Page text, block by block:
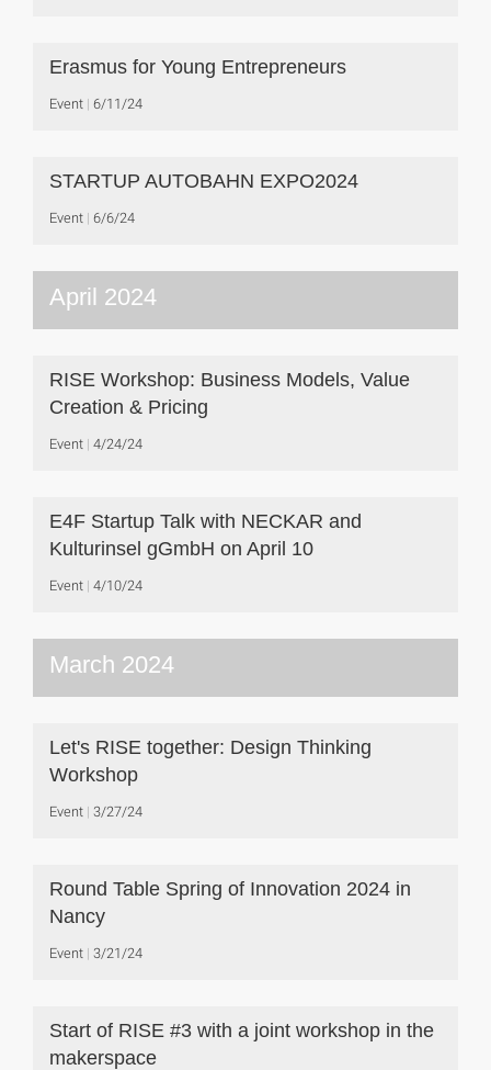
Erasmus for Young Entrepreneurs
Event 6/11/24
STARTUP AUTOBAHN EXPO2024
Event 6/6/24
April 2024
RISE Workshop: Business Models, Value
Creation & Pricing
Event 4/24/24
E4F Startup Talk with NECKAR and
Kulturinsel gGmbH on April 10
Event 4/10/24
March 2024
Let's RISE together: Design Thinking
Workshop
Event 3/27/24
Round Table Spring of Innovation 2024 in
Nancy
Event 3/21/24
Start of RISE #3 with a joint workshop in the
makerspace